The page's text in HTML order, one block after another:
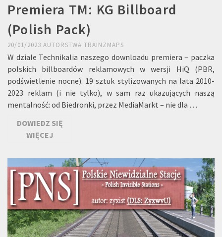
Premiera TM: KG Billboard
(Polish Pack)
20/01/2023 AUTORSTWA TRAINZMAPS
W dziale Technikalia naszego downloadu premiera – paczka
polskich billboardów reklamowych w wersji HiQ (PBR,
podświetlenie nocne). 19 sztuk stylizowanych na lata 2010-
2023 reklam (i nie tylko), w sam raz ukazujących naszą
mentalność: od Biedronki, przez MediaMarkt – nie dla …
DOWIEDZ SIĘ
WIĘCEJ